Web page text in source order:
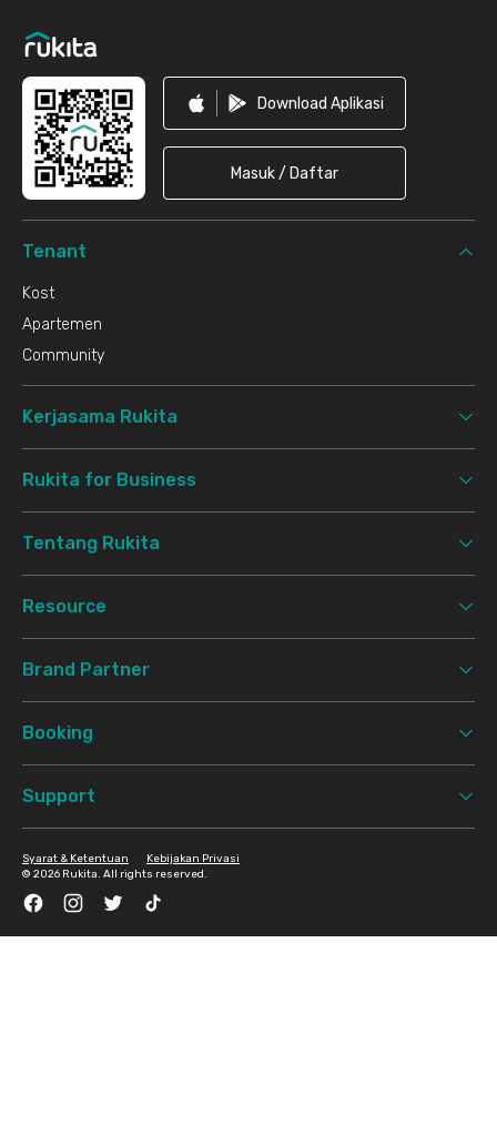
Download Aplikasi
Masuk / Daftar
Tenant
Kost
Apartemen
Community
Kerjasama Rukita
Rukita for Business
Tentang Rukita
Resource
Brand Partner
Booking
Support
© 2026 Rukita. All rights reserved.
Syarat & Ketentuan Kebijakan Privasi
FacebookInstagramTwitter TikTok